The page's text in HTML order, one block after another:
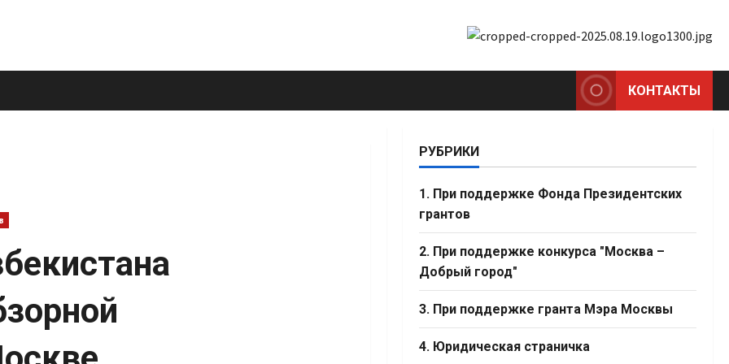
КОНТАКТЫ
РУБРИКИ
1. При поддержке Фонда Президентских
грантов
2. При поддержке конкурса "Москва –
Добрый город"
3. При поддержке гранта Мэра Москвы
4. Юридическая страничка